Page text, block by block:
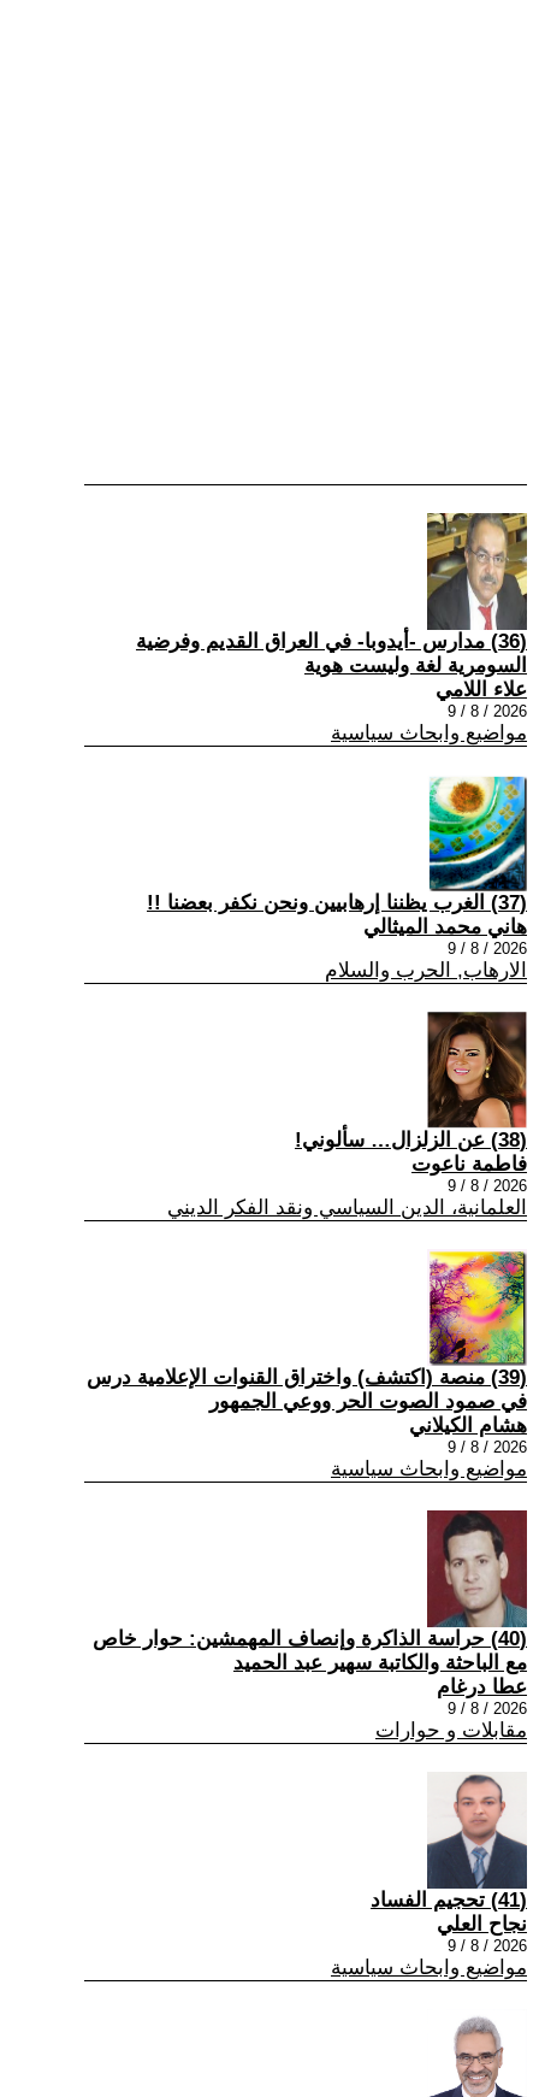
(36) مدارس -أيدوبا- في العراق القديم وفرضية
السومرية لغة وليست هوية
علاء اللامي
2026 / 8 / 9
مواضيع وابحاث سياسية
(37) الغرب يظننا إرهابيين ونحن نكفر بعضنا !!
هاني محمد الميثالي
2026 / 8 / 9
الارهاب, الحرب والسلام
(38) عن الزلزال… سألوني!
فاطمة ناعوت
2026 / 8 / 9
العلمانية، الدين السياسي ونقد الفكر الديني
(39) منصة (اكتشف) واختراق القنوات الإعلامية درس
في صمود الصوت الحر ووعي الجمهور
هشام الكيلاني
2026 / 8 / 9
مواضيع وابحاث سياسية
(40) حراسة الذاكرة وإنصاف المهمشين: حوار خاص
مع الباحثة والكاتبة سهير عبد الحميد
عطا درغام
2026 / 8 / 9
مقابلات و حوارات
(41) تحجيم الفساد
نجاح العلي
2026 / 8 / 9
مواضيع وابحاث سياسية